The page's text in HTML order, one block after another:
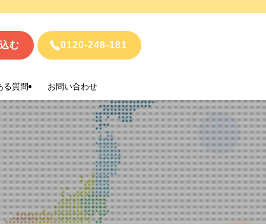
る質問 お問い合わせ
む 0120-248-181